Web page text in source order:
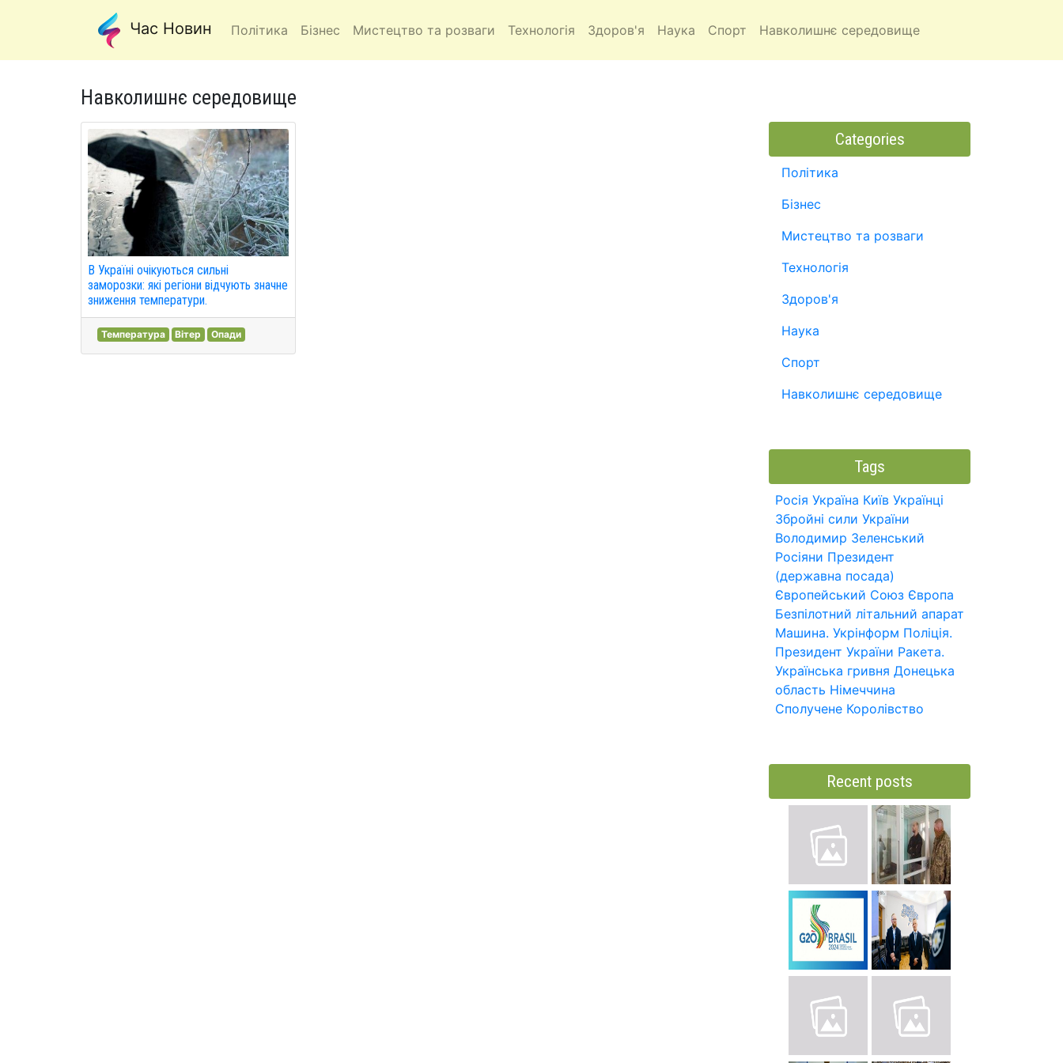
Час Новин Політика Бізнес Мистецтво та розваги Технологія Здоров'я Наука Спорт Навколишнє середовище
Навколишнє середовище
В Україні очікуються сильні
заморозки: які регіони відчують значне
зниження температури.
Температура Вітер Опади
Categories
Політика
Бізнес
Мистецтво та розваги
Технологія
Здоров'я
Наука
Спорт
Навколишнє середовище
Tags
Росія Україна Київ Українці
Збройні сили України
Володимир Зеленський
Росіяни Президент
(державна посада)
Європейський Союз Європа
Безпілотний літальний апарат
Машина. Укрінформ Поліція.
Президент України Ракета.
Українська гривня Донецька
область Німеччина
Сполучене Королівство
Recent posts